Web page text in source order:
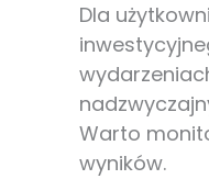
Dla
Warto
wyników.